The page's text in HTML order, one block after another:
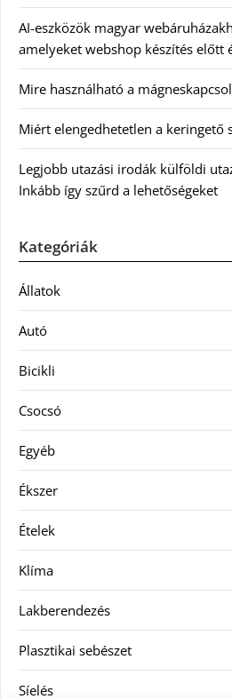
AI-eszközök magyar
amelyeket webshop készítés előtt
Mire használható a
Miért elengedhetetlen a keringető
Legjobb utazási irodák külföldi
Inkább így szűrd a lehetőségeket
Kategóriák
Állatok
Autó
Bicikli
Csocsó
Egyéb
Ékszer
Ételek
Klíma
Lakberendezés
Plasztikai sebészet
Síelés